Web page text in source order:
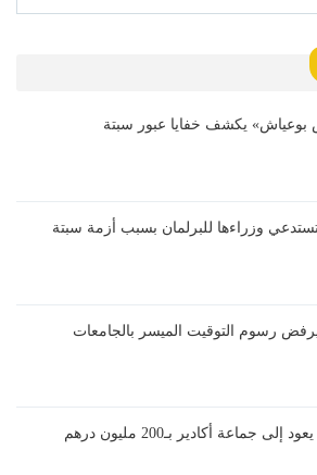
يكشف خفايا عبور سبتة
تستدعي وزراءها للبرلمان بسبب أزمة سبتة
يرفض رسوم التوقيت الميسر بالجامعات
إلى جماعة أكادير بـ200 مليون درهم